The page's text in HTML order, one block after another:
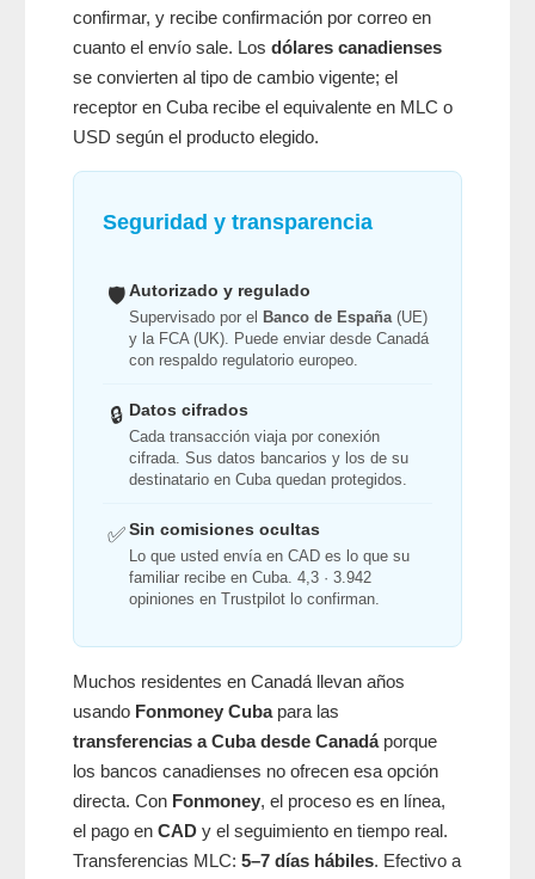
confirmar, y recibe confirmación por correo en
cuanto el envío sale. Los dólares canadienses
se convierten al tipo de cambio vigente; el
receptor en Cuba recibe el equivalente en MLC o
USD según el producto elegido.
Seguridad y transparencia
🛡️ Autorizado y regulado
Supervisado por el Banco de España(UE)
y la FCA (UK). Puede enviar desde Canadá
con respaldo regulatorio europeo.
🔒 Datos cifrados
Cada transacción viaja por conexión
cifrada. Sus datos bancarios y los de su
destinatario en Cuba quedan protegidos.
✅ Sin comisiones ocultas
Lo que usted envía en CAD es lo que su
familiar recibe en Cuba. 4,3 · 3.942
opiniones en Trustpilot lo confirman.
Muchos residentes en Canadá llevan años
usando Fonmoney Cubapara las
transferencias a Cuba desde Canadáporque
los bancos canadienses no ofrecen esa opción
directa. Con Fonmoney, el proceso es en línea,
el pago en CAD y el seguimiento en tiempo real.
Transferencias MLC: 5–7 días hábiles. Efectivo a